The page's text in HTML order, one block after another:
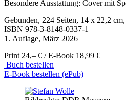
Besondere Ausstattung: Cover mit
Gebunden, 224 Seiten, 14 x 22,2
ISBN 978-3-8148-0337-1
1. Auflage, März 2026
Print 24,– € / E-Book 18,99 €
Buch bestellen
E-Book bestellen (ePub)